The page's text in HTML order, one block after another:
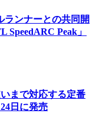
ランナーとの共同開
SpeedARC Peak」
まで対応する定番
日に発売